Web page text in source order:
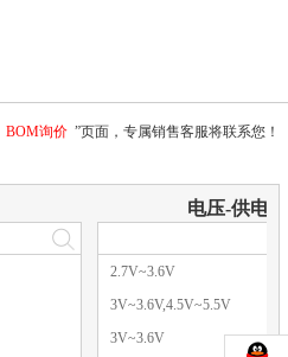
BOM询价 ”页面，专属销售客服将联系您！
电压-供电
2.7V~3.6V
3V~3.6V,4.5V~5.5V
3V~3.6V